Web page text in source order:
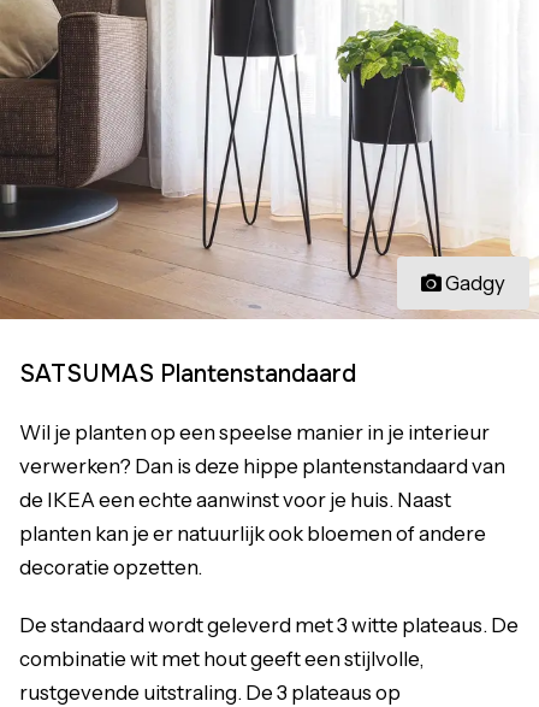
Gadgy
SATSUMAS Plantenstandaard
Wil je planten op een speelse manier in je interieur
verwerken? Dan is deze hippe plantenstandaard van
de IKEA een echte aanwinst voor je huis. Naast
planten kan je er natuurlijk ook bloemen of andere
decoratie opzetten.
De standaard wordt geleverd met 3 witte plateaus. De
combinatie wit met hout geeft een stijlvolle,
rustgevende uitstraling. De 3 plateaus op